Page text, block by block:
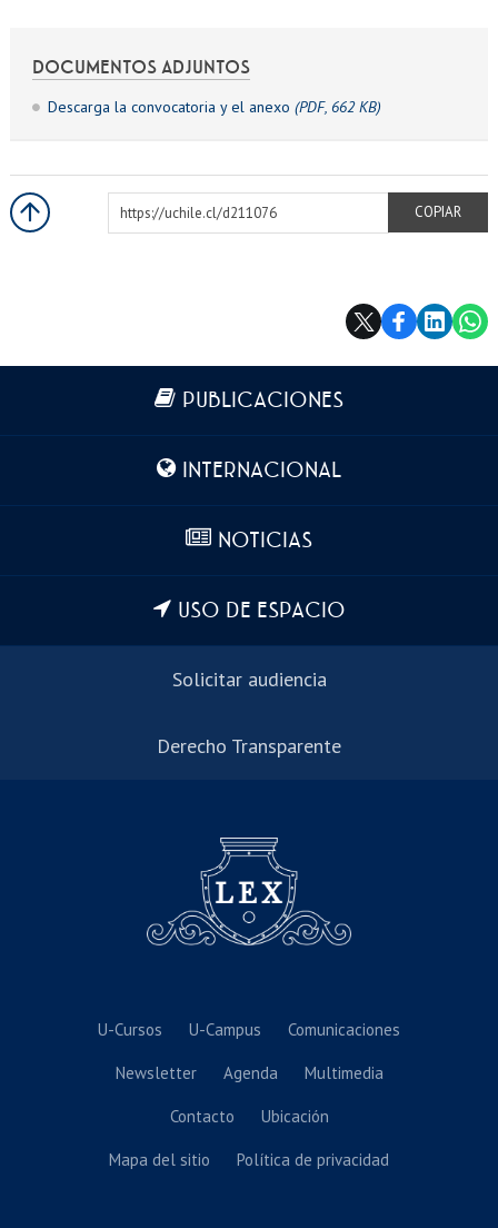
DOCUMENTOS ADJUNTOS
Descarga la convocatoria y el anexo (PDF, 662 KB)
https://uchile.cl/d211076
COPIAR
Más información
PUBLICACIONES
INTERNACIONAL
NOTICIAS
USO DE ESPACIO
Solicitar audiencia
Derecho Transparente
U-Cursos U-Campus Comunicaciones
Newsletter Agenda Multimedia
Contacto Ubicación
Mapa del sitio Política de privacidad